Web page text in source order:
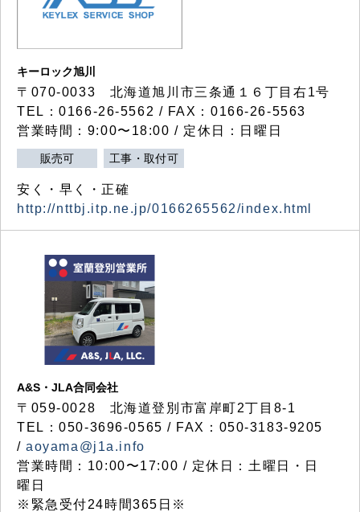
キーロック旭川
〒070-0033 北海道旭川市三条通１６丁目右1号
TEL：0166-26-5562 / FAX：0166-26-5563
営業時間：9:00〜18:00 / 定休日：日曜日
販売可 工事・取付可
安く・早く・正確
http://nttbj.itp.ne.jp/0166265562/index.html
A&S・JLA合同会社
〒 059-0028 北海道登別市富岸町2丁目 8-1
TEL：050-3696-0565 / FAX：050-3183-9205
/aoyama@j1a.info
営業時間：10:00〜17:00 / 定休日：土曜日・日
曜日
※緊急受付24時間365日※